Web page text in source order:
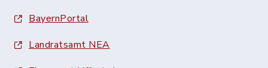
BayernPortal
Landratsamt NEA